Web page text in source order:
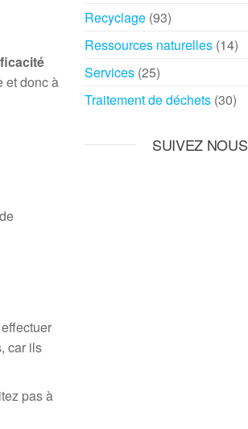
et donc à
car ils
pas à
Recyclage(93)
Ressources naturelles(14)
Services(25)
Traitement de déchets(30)
SUIVEZ NOUS